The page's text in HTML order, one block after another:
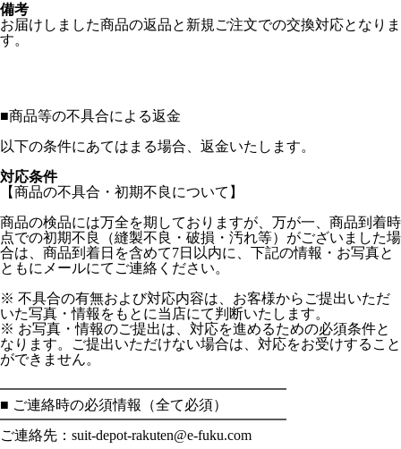
備考
お届けしました商品の返品と新規ご注文での交換対応となりま
す。
■商品等の不具合による返金
以下の条件にあてはまる場合、返金いたします。
対応条件
【商品の不具合・初期不良について】
商品の検品には万全を期しておりますが、万が一、商品到着時
点での初期不良（縫製不良・破損・汚れ等）がございました場
合は、商品到着日を含めて7日以内に、下記の情報・お写真と
ともにメールにてご連絡ください。
※ 不具合の有無および対応内容は、お客様からご提出いただ
いた写真・情報をもとに当店にて判断いたします。
※ お写真・情報のご提出は、対応を進めるための必須条件と
なります。ご提出いただけない場合は、対応をお受けすること
ができません。
━━━━━━━━━━━━━━━━━━━━
■ ご連絡時の必須情報（全て必須）
━━━━━━━━━━━━━━━━━━━━
ご連絡先：suit-depot-rakuten@e-fuku.com